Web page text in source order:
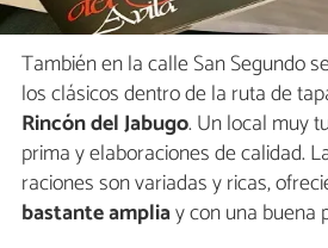
También en la calle San Segundo
los clásicos dentro de la ruta de
Rincón del Jabugo. Un local muy
prima y elaboraciones de calidad.
raciones son variadas y ricas,
bastante ampliay con una buena